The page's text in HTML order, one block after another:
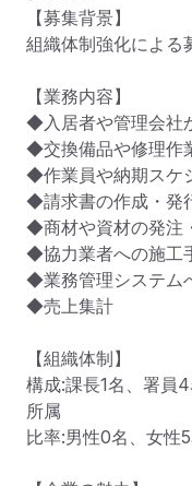
【募集背景】
組織体制強化による
【業務内容】
◆入居者や管理会社
◆交換備品や修理作
◆作業員や納期スケ
◆請求書の作成・発
◆商材や資材の発注
◆協力業者への施工
◆業務管理システム
◆売上集計
【組織体制】
構成:課長1名、署員
所属
比率:男性0名、女性